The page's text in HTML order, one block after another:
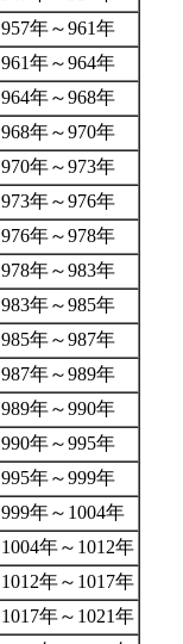
957年～961年
961年～964年
964年～968年
968年～970年
970年～973年
973年～976年
976年～978年
978年～983年
983年～985年
985年～987年
987年～989年
989年～990年
990年～995年
995年～999年
999年～1004年
1004年～1012年
1012年～1017年
1017年～1021年